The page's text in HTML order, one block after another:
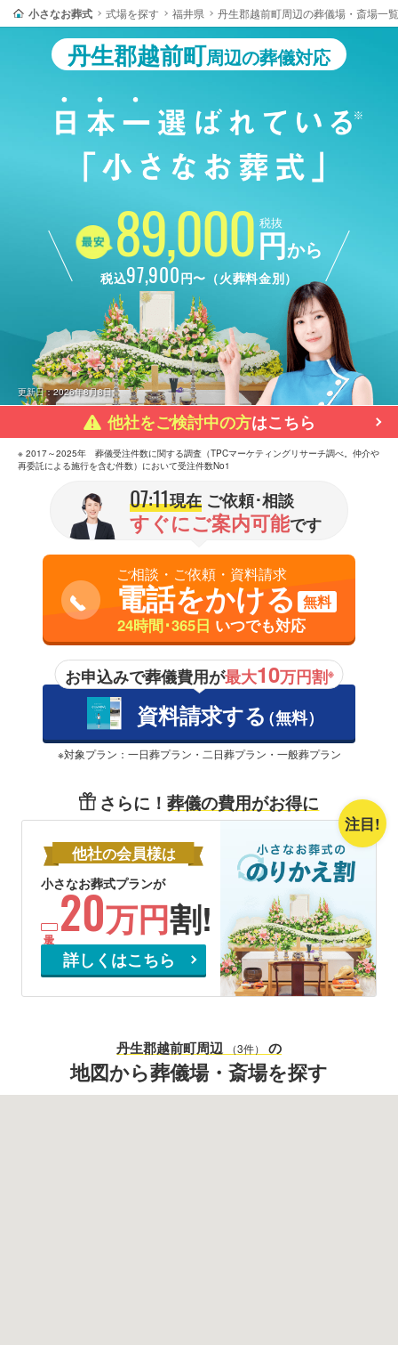
小さなお葬式 式場を探す 福井県 丹生郡越前町周辺の葬儀場・斎場一覧
丹生郡越前町周辺の葬儀対応
89,000 税抜
円から
税込97,900円〜（火葬料金別）
更新日：2026年8月8日
他社をご検討中の方はこちら
※ 2017～2025年 葬儀受注件数に関する調査（TPCマーケティングリサーチ調べ。仲介や
再委託による施行を含む件数）において受注件数No1
07:11現在ご依頼･相談
すぐにご案内可能です
ご相談・ご依頼・資料請求
電話をかける 無料
24時間･365日 いつでも対応
お申込みで葬儀費用が最大10万円割※
資料請求する（無料）
※対象プラン：一日葬プラン・二日葬プラン・一般葬プラン
さらに！葬儀の費用がお得に
注目!
他社の会員様は
小さなお葬式プランが
20万円割!
詳しくはこちら
丹生郡越前町周辺 （3件） の
地図から葬儀場・斎場を探す